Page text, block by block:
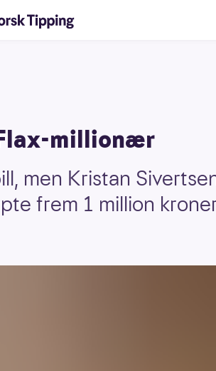
millionær
men Kristan
frem 1 million